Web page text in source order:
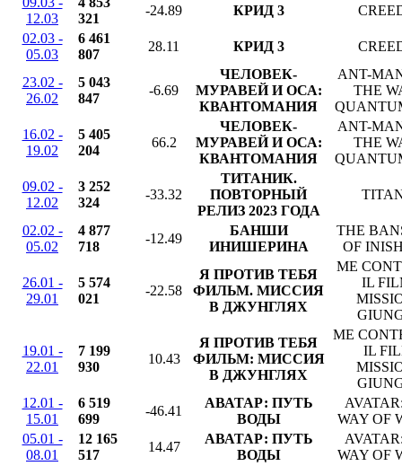
12.03
321
-24.89 КРИД 3
02.03 -
05.03
6 461
807
28.11 КРИД 3
23.02 -
26.02
5 043
847
-6.69
ЧЕЛОВЕК-
МУРАВЕЙ И ОСА:
КВАНТОМАНИЯ
ANT-
THE
16.02 -
19.02
5 405
204
66.2
ЧЕЛОВЕК-
МУРАВЕЙ И ОСА:
КВАНТОМАНИЯ
ANT-
THE
09.02 -
12.02
3 252
324
-33.32
ТИТАНИК.
ПОВТОРНЫЙ
РЕЛИЗ 2023 ГОДА
02.02 -
05.02
4 877
718
-12.49
БАНШИ
ИНИШЕРИНА
THE
OF
26.01 -
29.01
5 574
021
-22.58
Я ПРОТИВ ТЕБЯ
ФИЛЬМ. МИССИЯ
В ДЖУНГЛЯХ
ME
IL
19.01 -
22.01
7 199
930
10.43
Я ПРОТИВ ТЕБЯ
ФИЛЬМ: МИССИЯ
В ДЖУНГЛЯХ
ME
IL
12.01 -
15.01
6 519
699
-46.41
АВАТАР: ПУТЬ
ВОДЫ
WAY OF
05.01 -
08.01
12 165
517
14.47
АВАТАР: ПУТЬ
ВОДЫ
WAY OF